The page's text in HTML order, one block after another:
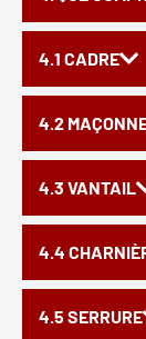
4.1 CADRE
4.2
4.3 VANTAIL
4.4
4.5 SERRURE